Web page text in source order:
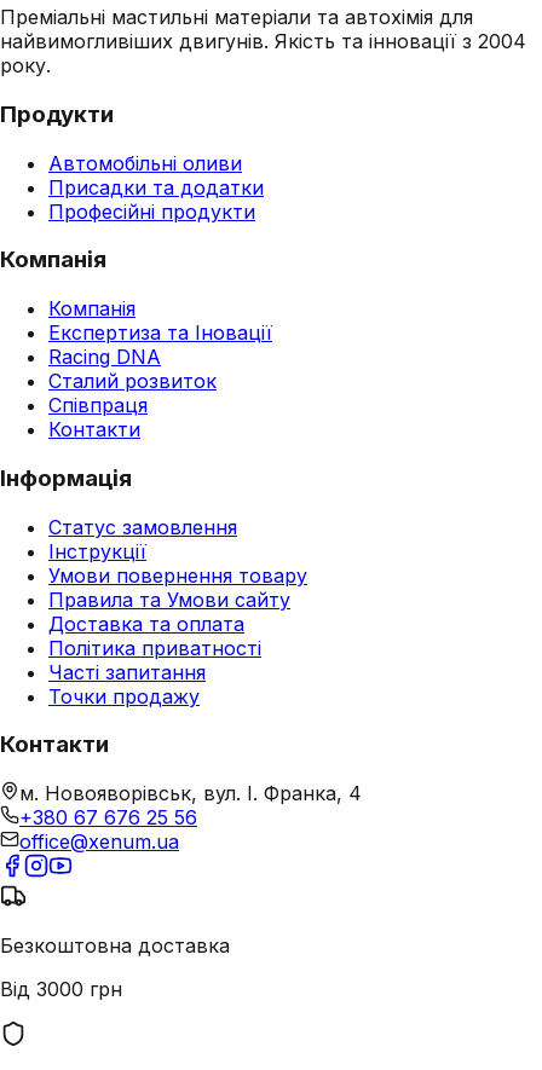
Преміальні мастильні матеріали та автохімія для
найвимогливіших двигунів. Якість та інновації з 2004
року.
Продукти
Автомобільні оливи
Присадки та додатки
Професійні продукти
Компанія
Компанія
Експертиза та Іновації
Racing DNA
Сталий розвиток
Співпраця
Контакти
Інформація
Статус замовлення
Інструкції
Умови повернення товару
Правила та Умови сайту
Доставка та оплата
Політика приватності
Часті запитання
Точки продажу
Контакти
м. Новояворівськ, вул. І. Франка, 4
+380 67 676 25 56
office@xenum.ua
Безкоштовна доставка
Від 3000 грн